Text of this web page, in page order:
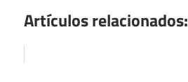
Artículos relacionados: